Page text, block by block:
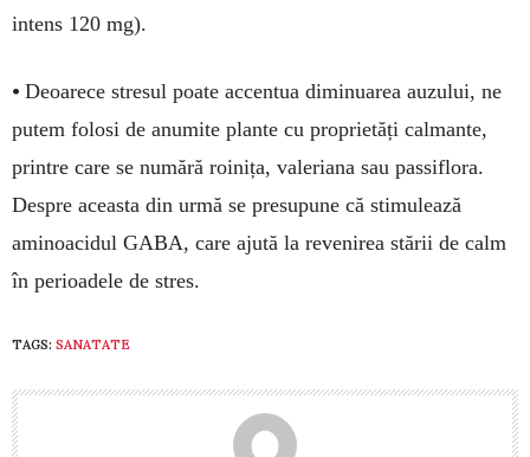
intens 120 mg).
• Deoarece stre­sul poa­te ac­centua dimi­nu­a­rea auzului, ne
putem folosi de anu­mite plante cu pro­prietăți calmante,
printre care se nu­mără roinița, valeriana sau passiflora.
Despre aceasta din ur­mă se pre­su­pune că stimulează
aminoaci­dul GABA, care ajută la re­ve­nirea stării de calm
în pe­rioadele de stres.
TAGS: SANATATE